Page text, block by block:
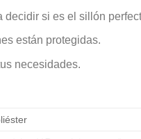
si es el sillón
están protegidas.
necesidades.